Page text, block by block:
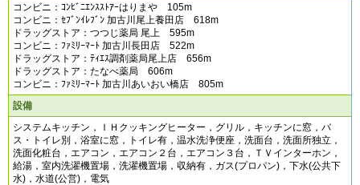
コンビニ：ｺﾝﾋﾞﾆｴﾝｽｽﾄｱｰはりまや 105m
コンビニ：ｾﾌﾞﾝｲﾚﾌﾞﾝ 加古川尾上養田店 618m
ドラッグストア：つつじ薬局 尾上 595m
コンビニ：ﾌｧﾐﾘｰﾏｰﾄ 加古川長田店 522m
ドラッグストア：ﾃｨｴｽ調剤薬局尾上店 656m
ドラッグストア：たなべ薬局 606m
コンビニ：ﾌｧﾐﾘｰﾏｰﾄ 加古川あいおい橋店 805m
設備
システムキッチン，ＩＨクッキングヒーター，グリル，キッチンに窓，バ
ス・トイレ別，浴室に窓，トイレ有，温水洗浄便座，洗面台，洗面所独立，
洗面化粧台，エアコン，エアコン２台，エアコン３台，ＴＶインターホン，
給湯，室内洗濯機置場，洗濯機置場，収納有，ガス(プロパン)，下水(公共下
水)，水道(公営)，電気